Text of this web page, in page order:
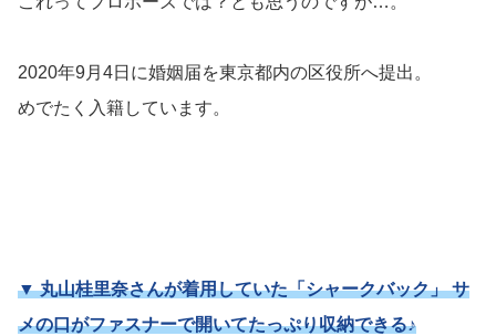
2020年9月4日に婚姻届を東京都内の区役所へ提出。
めでたく入籍しています。
▼ 丸山桂里奈さんが着用していた「シャークバック」 サ
メの口がファスナーで開いてたっぷり収納できる♪